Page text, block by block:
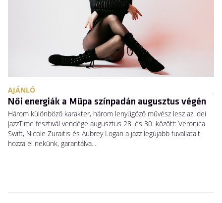
AJÁNLÓ
Női energiák a Müpa színpadán augusztus végén
Három különböző karakter, három lenyűgöző művész lesz az idei
JazzTime fesztivál vendége augusztus 28. és 30. között: Veronica
Swift, Nicole Zuraitis és Aubrey Logan a jazz legújabb fuvallatait
hozza el nekünk, garantálva...